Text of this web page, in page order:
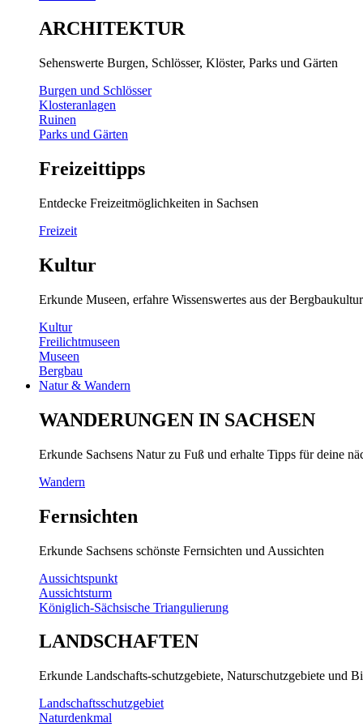
ARCHITEKTUR
Sehenswerte Burgen, Schlösser, Klöster, Parks und Gärten
Burgen und Schlösser
Klosteranlagen
Ruinen
Parks und Gärten
Freizeittipps
Entdecke Freizeitmöglichkeiten in Sachsen
Freizeit
Kultur
Erkunde Museen, erfahre Wissenswertes aus der
Kultur
Freilichtmuseen
Museen
Bergbau
Natur & Wandern
WANDERUNGEN IN SACHSEN
Erkunde Sachsens Natur zu Fuß und erhalte Tipps für deine
Wandern
Fernsichten
Erkunde Sachsens schönste Fernsichten und Aussichten
Aussichtspunkt
Aussichtsturm
Königlich-Sächsische Triangulierung
LANDSCHAFTEN
Erkunde Landschafts-schutzgebiete, Naturschutzgebiete und
Landschaftsschutzgebiet
Naturdenkmal